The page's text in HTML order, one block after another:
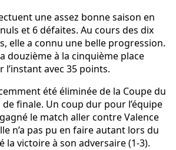
une assez bonne saison en
et 6 défaites. Au cours des dix
elle a connu une belle progression.
douzième à la cinquième place
l’instant avec 35 points.
été éliminée de la Coupe du
finale. Un coup dur pour l’équipe
le match aller contre Valence
n’a pas pu en faire autant lors du
la victoire à son adversaire (1-3).